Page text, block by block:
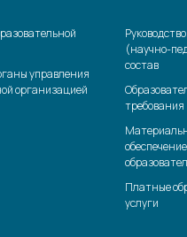
управления
организацией
(научно-
состав
требования
Платные
услуги